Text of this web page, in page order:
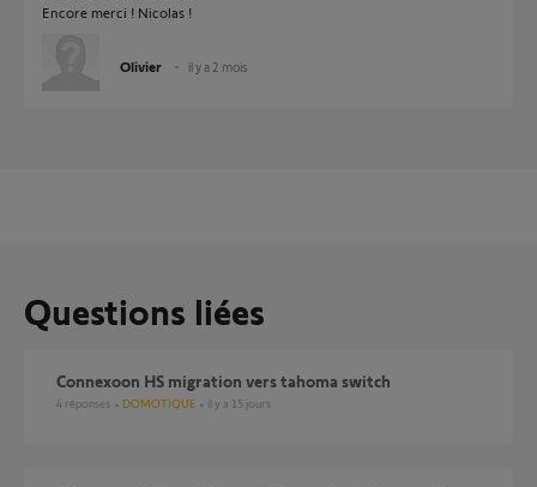
Encore merci ! Nicolas !
Olivier il y a 2 mois
Questions liées
Connexoon HS migration vers tahoma switch
4 réponses DOMOTIQUE il y a 15 jours